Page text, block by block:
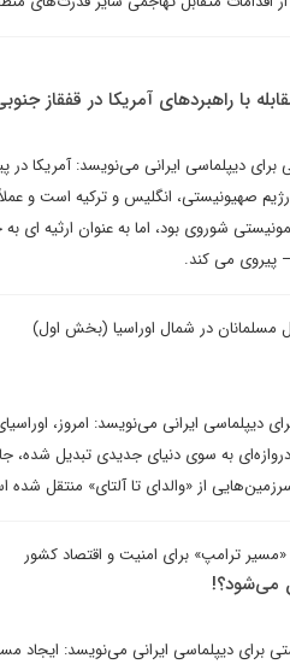
با راهبردهای آمریکا در قفقاز
دیپلماسی ایرانی می‌نویسد: آمریکا
صهیونیستی، انگلیس و ترکیه است و عملاً
شوروی بود، اما به عنوان ارثیه ای
پیروی می کند.
مسلمانان در شمال اوراسیا (بخش اول)
دیپلماسی ایرانی می‌نویسد: امروز،
به سوی دنیای جدیدی تبدیل شده،
از «والدای تا آلتای» منتقل
«مسیر ترامپ» برای امنیت و اقتصاد کشور
می‌شود؟!
برای دیپلماسی ایرانی می‌نویسد: ایجاد